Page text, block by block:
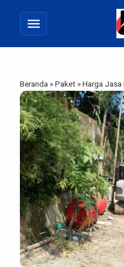
menu
Beranda »Paket »Harga Jasa